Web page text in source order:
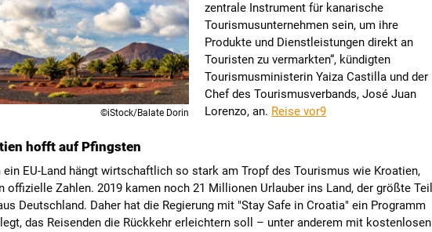
©iStock/Balate Dorin
zentrale Instrument für kanarische
Tourismusunternehmen sein, um ihre
Produkte und Dienstleistungen direkt an
Touristen zu vermarkten“, kündigten
Tourismusministerin Yaiza Castilla und der
Chef des Tourismusverbands, José Juan
Lorenzo, an. Reise vor9
hofft auf Pfingsten
ein EU-Land hängt wirtschaftlich so stark am Tropf des Tourismus wie Kroatien,
offizielle Zahlen. 2019 kamen noch 21 Millionen Urlauber ins Land, der größte Teil
Deutschland. Daher hat die Regierung mit "Stay Safe in Croatia" ein Programm
das Reisenden die Rückkehr erleichtern soll – unter anderem mit kostenlosen